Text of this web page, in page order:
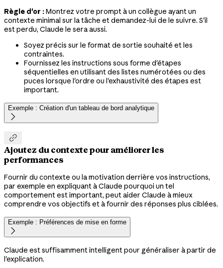
Règle d'or :Montrez votre prompt à un collègue ayant un
contexte minimal sur la tâche et demandez-lui de le suivre. S'il
est perdu, Claude le sera aussi.
Soyez précis sur le format de sortie souhaité et les
contraintes.
Fournissez les instructions sous forme d'étapes
séquentielles en utilisant des listes numérotées ou des
puces lorsque l'ordre ou l'exhaustivité des étapes est
important.
Exemple : Création d'un tableau de bord analytique


Ajoutez du contexte pour améliorer les
performances
Fournir du contexte ou la motivation derrière vos instructions,
par exemple en expliquant à Claude pourquoi un tel
comportement est important, peut aider Claude à mieux
comprendre vos objectifs et à fournir des réponses plus ciblées.
Exemple : Préférences de mise en forme

Claude est suffisamment intelligent pour généraliser à partir de
l'explication.